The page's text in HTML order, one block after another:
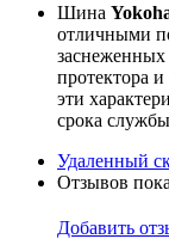
Шина
отличными
заснеженных
протектора
эти
срока
Удаленный
Отзывов
Добавить